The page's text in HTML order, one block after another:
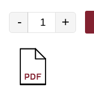
- +